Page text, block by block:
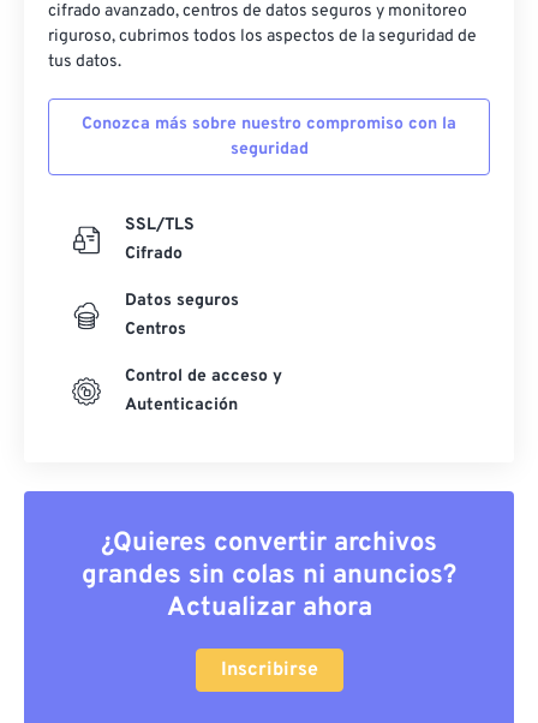
cifrado avanzado, centros de datos seguros y monitoreo
riguroso, cubrimos todos los aspectos de la seguridad de
tus datos.
Conozca más sobre nuestro compromiso con la
seguridad
SSL/TLS
Cifrado
Datos seguros
Centros
Control de acceso y
Autenticación
¿Quieres convertir archivos
grandes sin colas ni anuncios?
Actualizar ahora
Inscribirse